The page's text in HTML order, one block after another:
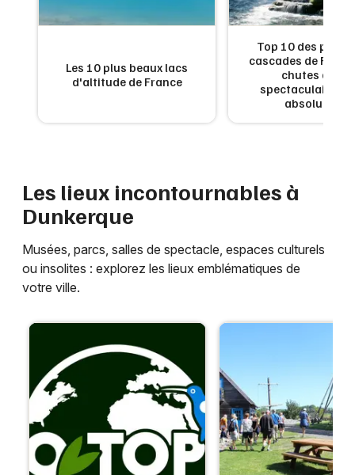
Annuaire dans le Nord
Annuaire dans les Hauts-de-France
Artistes en tournée
Actus à Dunkerque
Magazine à Dunkerque
Choisir mes départements
Les 10 plus beaux lacs
d'altitude de France
Top 10 des plus
cascades de
chutes d'eau
spectaculaires à
absolument
Les lieux incontournables à
Dunkerque
Musées, parcs, salles de spectacle, espaces culturels
ou insolites : explorez les lieux emblématiques de
votre ville.